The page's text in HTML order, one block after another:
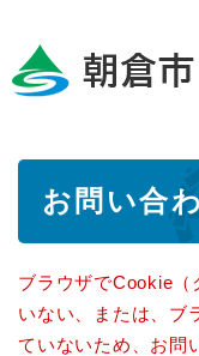
の
お問い合
ブラウザでCookie（
いない、または、ブ
ていないため、お問